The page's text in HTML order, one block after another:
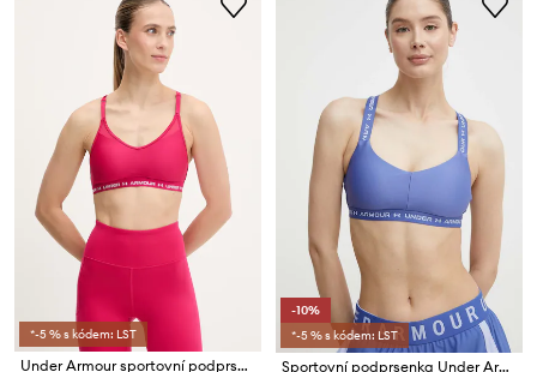
*-5 % s kódem: LST
Under Armour sportovní podprsenka Crossback Low
-10%
*-5 % s kódem: LST
Sportovní podprsenka Under Armour Crossback